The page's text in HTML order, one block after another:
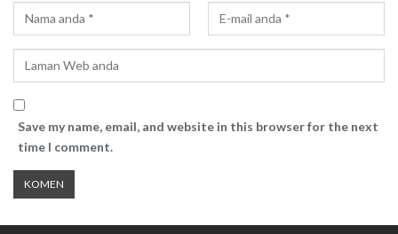
Save my name, email, and website in this browser for the next
time I comment.